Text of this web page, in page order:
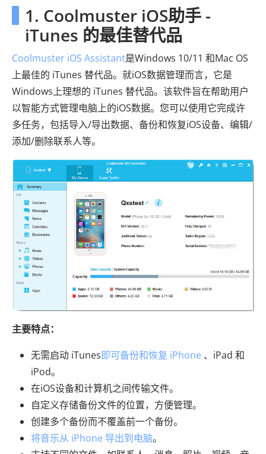
1. Coolmuster iOS助手 -
iTunes 的最佳替代品
Coolmuster iOS Assistant是Windows 10/11 和Mac OS
上最佳的 iTunes 替代品。就iOS数据管理而言，它是
Windows上理想的 iTunes 替代品。该软件旨在帮助用户
以智能方式管理电脑上的iOS数据。您可以使用它完成许
多任务，包括导入/导出数据、备份和恢复iOS设备、编辑/
添加/删除联系人等。
主要特点：
无需启动 iTunes即可备份和恢复 iPhone 、iPad 和
iPod。
在iOS设备和计算机之间传输文件。
自定义存储备份文件的位置，方便管理。
创建多个备份而不覆盖前一个备份。
将音乐从 iPhone 导出到电脑。